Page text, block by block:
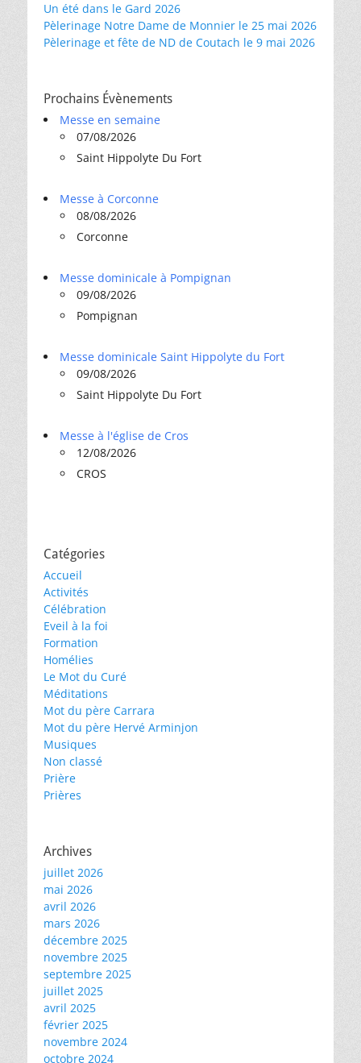
Un été dans le Gard 2026
Pèlerinage Notre Dame de Monnier le 25 mai 2026
Pèlerinage et fête de ND de Coutach le 9 mai 2026
Prochains Évènements
Messe en semaine
07/08/2026
Saint Hippolyte Du Fort
Messe à Corconne
08/08/2026
Corconne
Messe dominicale à Pompignan
09/08/2026
Pompignan
Messe dominicale Saint Hippolyte du Fort
09/08/2026
Saint Hippolyte Du Fort
Messe à l'église de Cros
12/08/2026
CROS
Catégories
Accueil
Activités
Célébration
Eveil à la foi
Formation
Homélies
Le Mot du Curé
Méditations
Mot du père Carrara
Mot du père Hervé Arminjon
Musiques
Non classé
Prière
Prières
Archives
juillet 2026
mai 2026
avril 2026
mars 2026
décembre 2025
novembre 2025
septembre 2025
juillet 2025
avril 2025
février 2025
novembre 2024
octobre 2024